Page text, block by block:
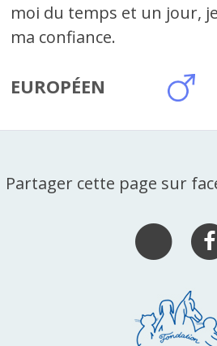
moi du temps et un jour,
ma confiance.
EUROPÉEN
Partager cette page sur